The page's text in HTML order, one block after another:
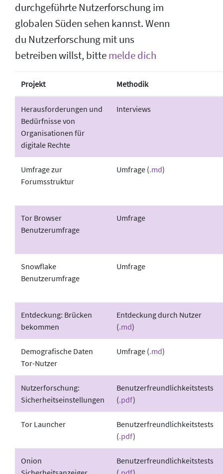
durchgeführte Nutzerforschung im
globalen Süden sehen kannst. Wenn
du Nutzerforschung mit uns
betreiben willst, bittemelde dich
Projekt Methodik
Herausforderungen und
Bedürfnisse von
Organisationen für
digitale Rechte
Interviews
Umfrage zur
Forumsstruktur
Umfrage (.md)
Tor Browser
Benutzerumfrage
Umfrage
Snowflake
Benutzerumfrage
Umfrage
Entdeckung: Brücken
bekommen
Entdeckung durch Nutzer
(.md)
Demografische Daten
Tor-Nutzer
Umfrage (.md)
Nutzerforschung:
Sicherheitseinstellungen
Benutzerfreundlichkeitstests
(.pdf)
Tor Launcher
Benutzerfreundlichkeitstests
(.pdf)
Onion
Benutzerfreundlichkeitstests